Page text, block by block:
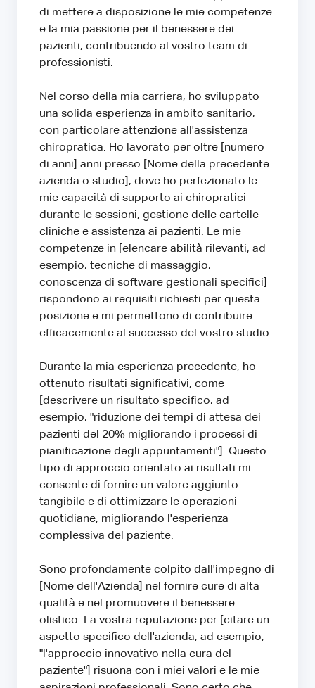
di mettere a disposizione le mie competenze
e la mia passione per il benessere dei
pazienti, contribuendo al vostro team di
professionisti.
Nel corso della mia carriera, ho sviluppato
una solida esperienza in ambito sanitario,
con particolare attenzione all'assistenza
chiropratica. Ho lavorato per oltre [numero
di anni] anni presso [Nome della precedente
azienda o studio], dove ho perfezionato le
mie capacità di supporto ai chiropratici
durante le sessioni, gestione delle cartelle
cliniche e assistenza ai pazienti. Le mie
competenze in [elencare abilità rilevanti, ad
esempio, tecniche di massaggio,
conoscenza di software gestionali specifici]
rispondono ai requisiti richiesti per questa
posizione e mi permettono di contribuire
efficacemente al successo del vostro studio.
Durante la mia esperienza precedente, ho
ottenuto risultati significativi, come
[descrivere un risultato specifico, ad
esempio, "riduzione dei tempi di attesa dei
pazienti del 20% migliorando i processi di
pianificazione degli appuntamenti"]. Questo
tipo di approccio orientato ai risultati mi
consente di fornire un valore aggiunto
tangibile e di ottimizzare le operazioni
quotidiane, migliorando l'esperienza
complessiva del paziente.
Sono profondamente colpito dall'impegno di
[Nome dell'Azienda] nel fornire cure di alta
qualità e nel promuovere il benessere
olistico. La vostra reputazione per [citare un
aspetto specifico dell'azienda, ad esempio,
"l'approccio innovativo nella cura del
paziente"] risuona con i miei valori e le mie